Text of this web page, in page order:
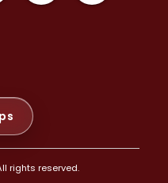
>
>
rights reserved.